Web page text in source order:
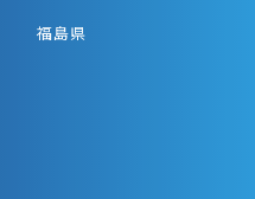
福島県